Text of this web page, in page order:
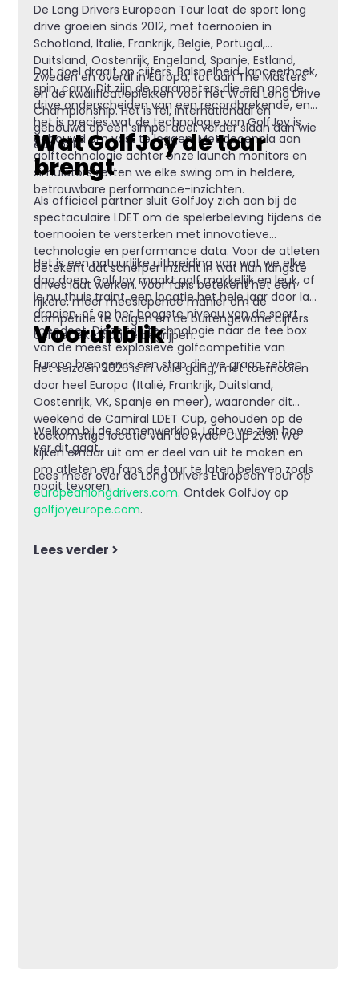
De Long Drivers European Tour laat de sport long
drive groeien sinds 2012, met toernooien in
Schotland, Italië, Frankrijk, België, Portugal,
Duitsland, Oostenrijk, Engeland, Spanje, Estland,
Zweden en overal in Europa, tot aan The Masters
en de kwalificatieplekken voor het World Long Drive
Championship. Het is fel, internationaal en
gebouwd op één simpel doel: verder slaan dan wie
dan ook.
Dat doel draait op cijfers. Balsnelheid, lanceerhoek,
spin, carry. Dit zijn de parameters die een goede
drive onderscheiden van een recordbrekende, en
het is precies wat de technologie van GolfJoy is
gebouwd om vast te leggen. Met decennia aan
golftechnologie achter onze launch monitors en
simulators zetten we elke swing om in heldere,
betrouwbare performance-inzichten.
Wat GolfJoy de tour
brengt
Als officieel partner sluit GolfJoy zich aan bij de
spectaculaire LDET om de spelerbeleving tijdens de
toernooien te versterken met innovatieve
technologie en performance data. Voor de atleten
betekent dat scherper inzicht in wat hun langste
drives laat werken. Voor fans betekent het een
rijkere, meer meeslepende manier om de
competitie te volgen en de buitengewone cijfers
achter elke slag te begrijpen.
Het is een natuurlijke uitbreiding van wat we elke
dag doen. GolfJoy maakt golf makkelijk en leuk, of
je nu thuis traint, een locatie het hele jaar door laat
draaien, of op het hoogste niveau van de sport
meedoet. Diezelfde technologie naar de tee box
van de meest explosieve golfcompetitie van
Europa brengen is een stap die we graag zetten.
Vooruitblik
Het seizoen 2026 is in volle gang, met toernooien
door heel Europa (Italië, Frankrijk, Duitsland,
Oostenrijk, VK, Spanje en meer), waaronder dit
weekend de Camiral LDET Cup, gehouden op de
toekomstige locatie van de Ryder Cup 2031. We
kijken ernaar uit om er deel van uit te maken en
om atleten en fans de tour te laten beleven zoals
nooit tevoren.
Welkom bij de samenwerking. Laten we zien hoe
ver dit gaat.
Lees meer over de Long Drivers European Tour op
europeanlongdrivers.com. Ontdek GolfJoy op
golfjoyeurope.com.
Lees verder